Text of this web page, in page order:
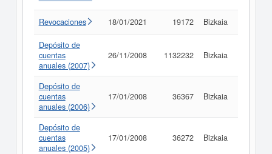
Revocaciones 18/01/2021 19172 Bizkaia
Depósito de
cuentas
anuales (2007)
26/11/2008 1132232 Bizkaia
Depósito de
cuentas
anuales (2006)
17/01/2008 36367 Bizkaia
Depósito de
cuentas
anuales (2005)
17/01/2008 36272 Bizkaia